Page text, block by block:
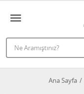
Ana Sayfa